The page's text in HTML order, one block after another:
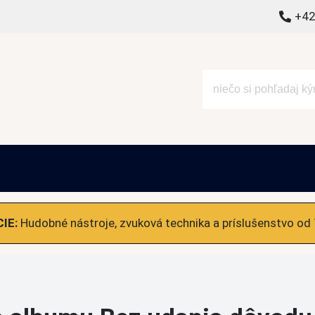
Hudobné nástroje, zvuková technika a príslušenstvo od